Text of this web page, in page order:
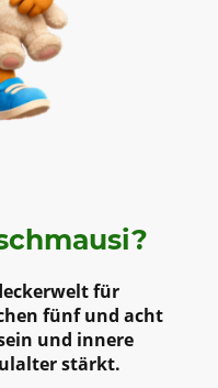
für
fünf und acht
und innere
stärkt.